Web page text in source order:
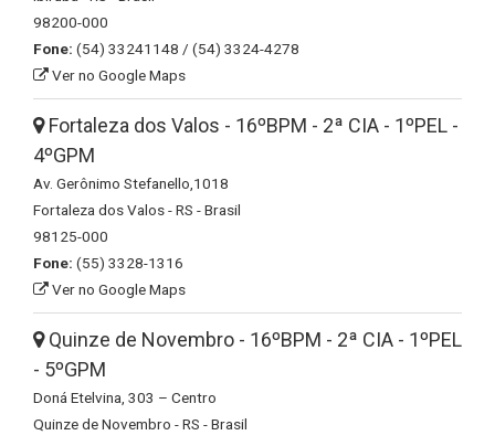
98200-000
Fone: (54) 33241148 / (54) 3324-4278
Ver no Google Maps
Fortaleza dos Valos - 16ºBPM - 2ª CIA - 1ºPEL -
4ºGPM
Av. Gerônimo Stefanello,1018
Fortaleza dos Valos - RS - Brasil
98125-000
Fone: (55) 3328-1316
Ver no Google Maps
Quinze de Novembro - 16ºBPM - 2ª CIA - 1ºPEL
- 5ºGPM
Doná Etelvina, 303 – Centro
Quinze de Novembro - RS - Brasil